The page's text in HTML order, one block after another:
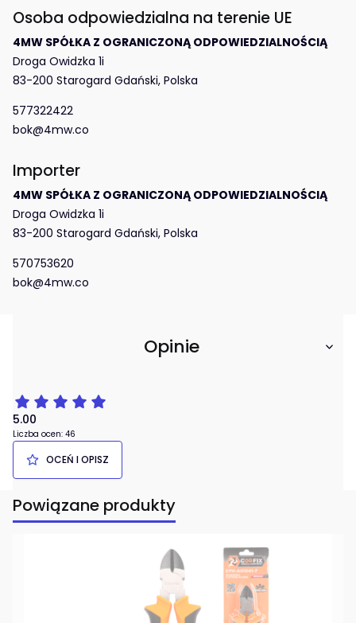
Osoba odpowiedzialna na terenie UE
4MW SPÓŁKA Z OGRANICZONĄ ODPOWIEDZIALNOŚCIĄ
Droga Owidzka 1i
83-200 Starogard Gdański, Polska
577322422
bok@4mw.co
Importer
4MW SPÓŁKA Z OGRANICZONĄ ODPOWIEDZIALNOŚCIĄ
Droga Owidzka 1i
83-200 Starogard Gdański, Polska
570753620
bok@4mw.co
Opinie
5.00
Liczba ocen: 46
OCEŃ I OPISZ
Powiązane produkty